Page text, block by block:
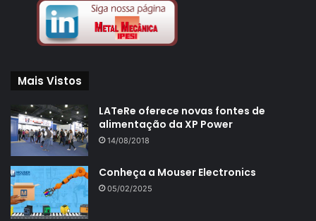
Mais Vistos
LATeRe oferece novas fontes de
alimentação da XP Power
14/08/2018
Conheça a Mouser Electronics
05/02/2025